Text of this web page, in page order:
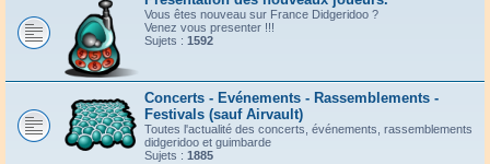
Vous êtes nouveau sur France Didgeridoo ?
Venez vous presenter !!!
Sujets : 1592
Concerts - Evénements - Rassemblements -
Festivals (sauf Airvault)
Toutes l'actualité des concerts, événements, rassemblements
didgeridoo et guimbarde
Sujets : 1885